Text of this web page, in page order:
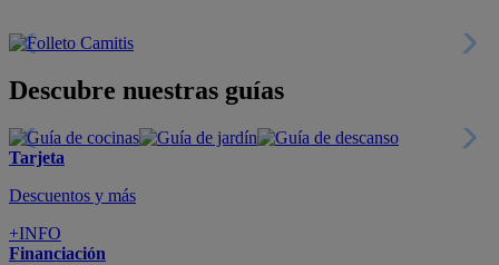
Descubre nuestras guías
Tarjeta
Descuentos y más
+INFO
Financiación